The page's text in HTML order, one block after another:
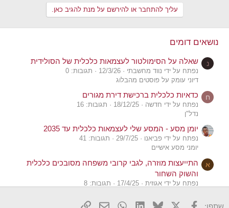
n
עליך להתחבר או להירשם על מנת להגיב כאן.
נושאים דומים
נ שאלה על הסימולטור לעצמאות כלכלית של הסולידית
נפתח על ידי נווד מחשבתי 12/3/26
תגובות: 0
דיוני עומק על פוסטים מהבלוג
ח כדאיות כלכלית ברכישת דירת מגורים
נפתח על ידי חדשה 18/12/25
תגובות: 16
נדל"ן
יומן מסע - המסע שלי לעצמאות כלכלית עד 2035
נפתח על ידי פביאנו 29/7/25
תגובות: 41
יומני מסע אישיים
א
התייעצות מוזרה, לגבי קרובי משפחה מסובכים כלכלית
והשוק השחור
נפתח על ידי אגוזית 17/4/25
תגובות: 8
שתפו: פייסבוק
X
Bluesky
LinkedIn
WhatsApp
דואר אלקטרוני
הוסף קישור